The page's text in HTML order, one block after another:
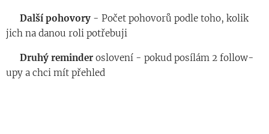
Další pohovory - Počet pohovorů podle toho, kolik
jich na danou roli potřebuji
Druhý reminder oslovení - pokud posílám 2 follow-
upy a chci mít přehled